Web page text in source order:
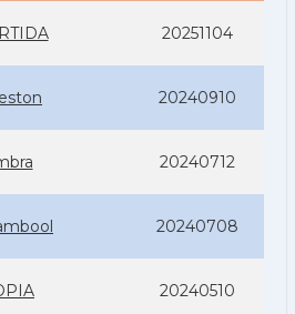
20251104
20240910
20240712
20240708
20240510